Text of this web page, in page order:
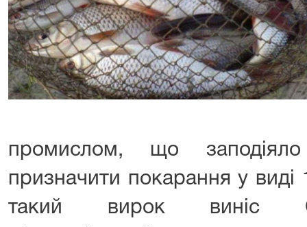
промислом, що
призначити покарання у
такий вирок виніс